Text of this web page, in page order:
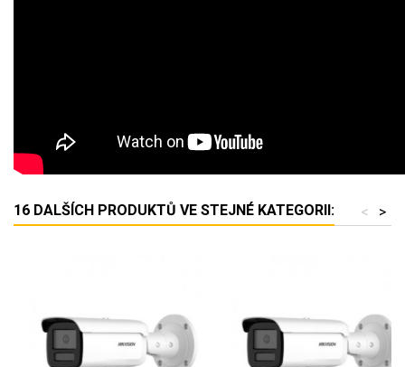
16 DALŠÍCH PRODUKTŮ VE STEJNÉ KATEGORII: >
<